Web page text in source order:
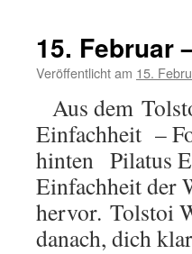
15. Februar
Veröffentlicht am 15.
Aus dem
Einfachheit –
hinten Pilatus
Einfachheit der
hervor. Tolstoi
danach, dich